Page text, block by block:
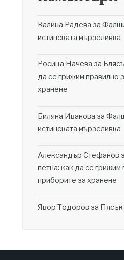
Калина Радева за
истинската мързеливка
Росица Начева за
да се грижим правилно
хранене
Биляна Иванова за
истинската мързеливка
Александър Стефанов
петна: как да се грижим
приборите за хранене
Явор Тодоров за